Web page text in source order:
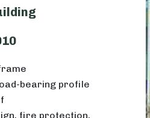
bearing profile
fire protection,